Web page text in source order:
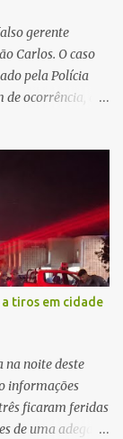
maior benefício
tanto na
gerente
Carlos. O caso
pela Polícia
ocorrência, a
da conta
que deveriam
documento em
financeira.
um
para
o
por algumas
tentou
obteve
tiros em cidade
noite deste
informações
ficaram feridas
de uma adega. O